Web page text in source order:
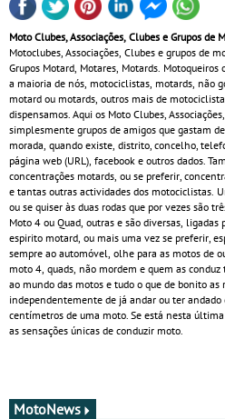
Moto Clubes, Associações, Clubes e Grupos de
Motoclubes, Associações, Clubes e grupos de
Grupos Motard, Motares, Motards. Motoqueiros
a maioria de nós, motociclistas, motards, não
motard ou motards, outros mais de
dispensamos. Aqui os Moto Clubes,
simplesmente grupos de amigos que gastam
morada, quando existe, distrito, concelho,
página web (URL), facebook e outros dados.
concentrações motards, ou se preferir,
e tantas outras actividades dos motociclistas.
ou se quiser às duas rodas que por vezes são
Moto 4 ou Quad, outras e são diversas,
espirito motard, ou mais uma vez se preferir,
sempre ao automóvel, olhe para as motos de
moto 4, quads, não mordem e quem as
ao mundo das motos e tudo o que de bonito as
independentemente de já andar ou ter
centímetros de uma moto. Se está nesta
as sensações únicas de conduzir moto.
MotoNews